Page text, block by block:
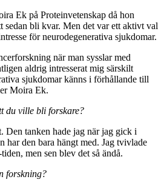
Ek på Proteinvetenskap då hon
sedan bli kvar. Men det var ett aktivt val
för neurodegenerativa sjukdomar.
när man sysslar med
aldrig intresserat mig särskilt
sjukdomar känns i förhållande till
Moira Ek.
du ville bli forskare?
Den tanken hade jag när jag gick i
har den bara hängt med. Jag tvivlade
men sen blev det så ändå.
forskning?